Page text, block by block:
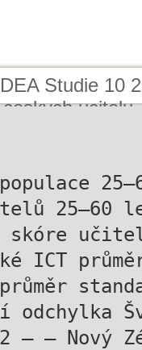
Studie 10
ucitelu
25–60
skóre
ICT
odchylka
– – Nový